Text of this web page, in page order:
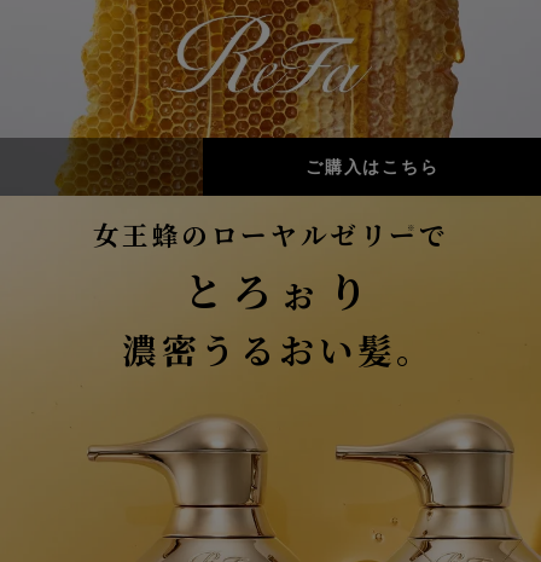
ご購入はこちら
女王蜂のローヤルゼリー
※ で
とろぉり
濃密うるおい髪。